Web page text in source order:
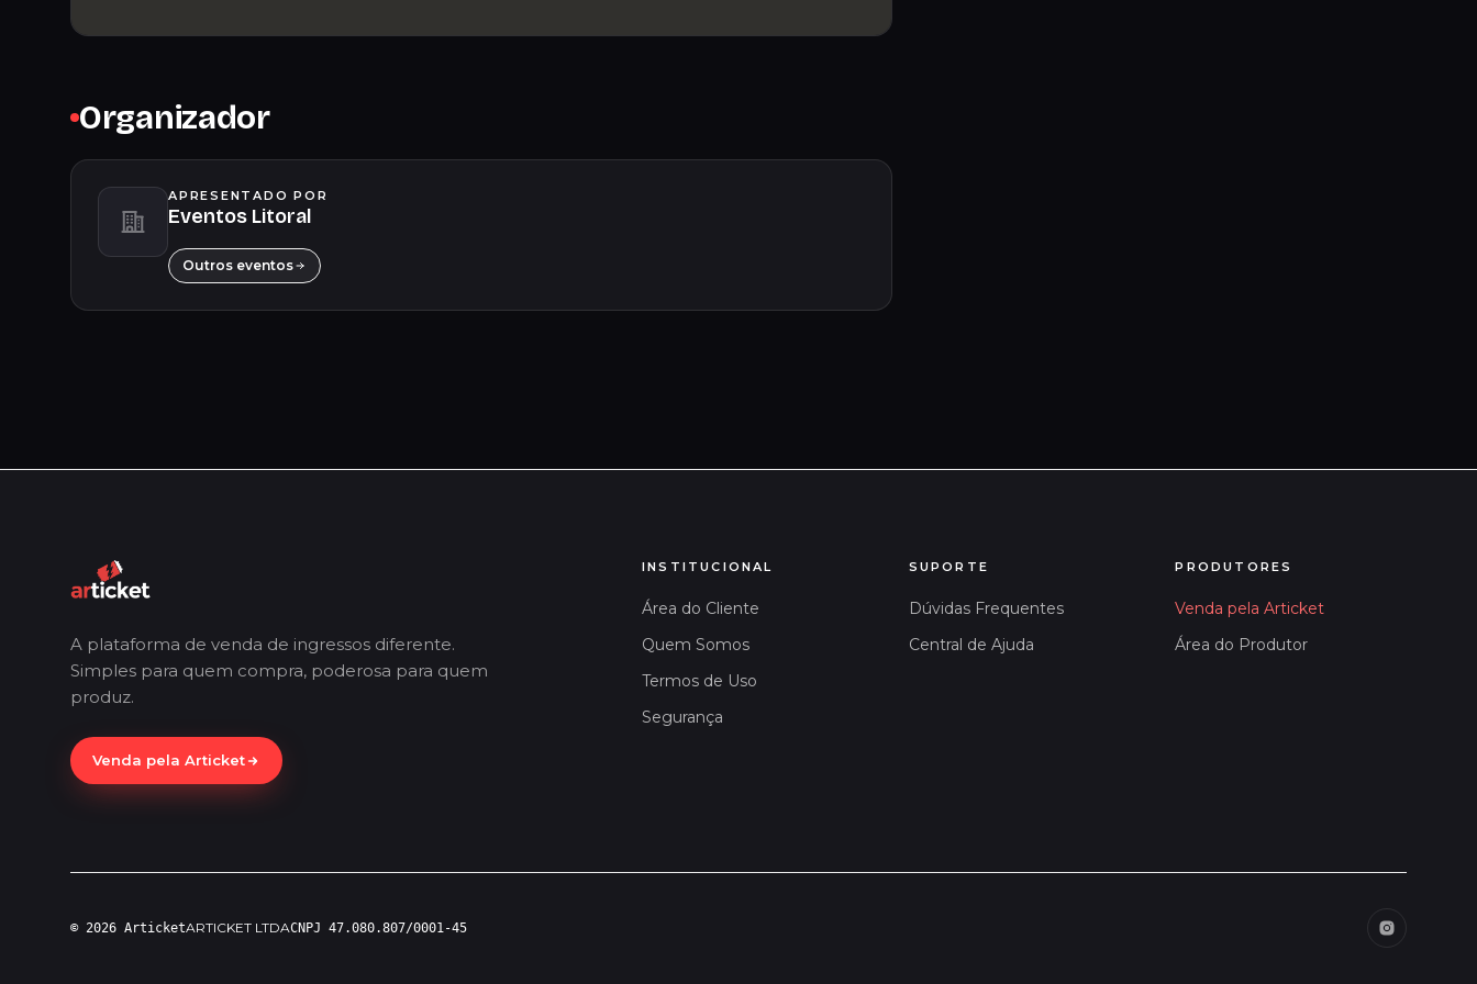
Organizador
APRESENTADO POR
Eventos Litoral
Outros eventos
A plataforma de venda de ingressos diferente.
Simples para quem compra, poderosa para quem
produz.
Venda pela Articket
INSTITUCIONAL
Área do Cliente
Quem Somos
Termos de Uso
Segurança
SUPORTE
Dúvidas Frequentes
Central de Ajuda
PRODUTORES
Venda pela Articket
Área do Produtor
© 2026 ArticketARTICKET LTDACNPJ 47.080.807/0001-45